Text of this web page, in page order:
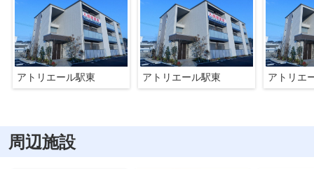
アトリエール駅東 アトリエール駅東 アトリエ
周辺施設